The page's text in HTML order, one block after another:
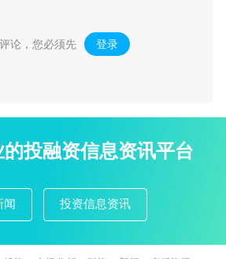
论，您必须先 登录 。
投融资信息资讯平台
闻 投资信息资讯